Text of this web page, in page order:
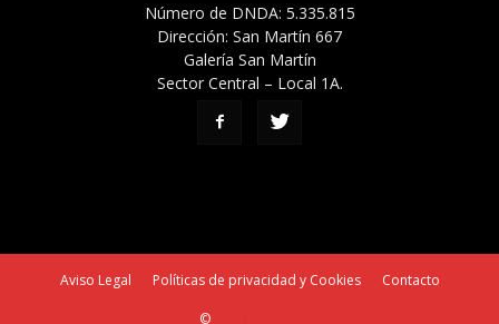
Número de DNDA: 5.335.815
Dirección: San Martín 667
Galería San Martín
Sector Central – Local 1A.
Aviso Legal Políticas de privacidad y Cookies Contacto
©